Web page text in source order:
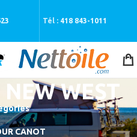
Tél : 418 843-1011
WEST
CANOT